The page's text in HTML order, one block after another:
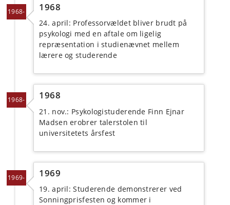
1968- 1968
24. april: Professorvældet bliver brudt på
psykologi med en aftale om ligelig
repræsentation i studienævnet mellem
lærere og studerende
1968- 1968
21. nov.: Psykologistuderende Finn Ejnar
Madsen erobrer talerstolen til
universitetets årsfest
1969- 1969
19. april: Studerende demonstrerer ved
Sonningprisfesten og kommer i